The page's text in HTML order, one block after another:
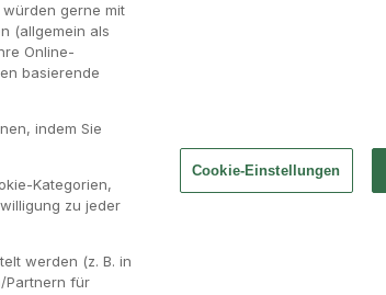
Unsere Geschichte
würden gerne mit
(allgemein als
Online-
basierende
indem Sie
Kategorien,
zu jeder
werden (z. B. in
Partnern für
Cookie-Einstellungen